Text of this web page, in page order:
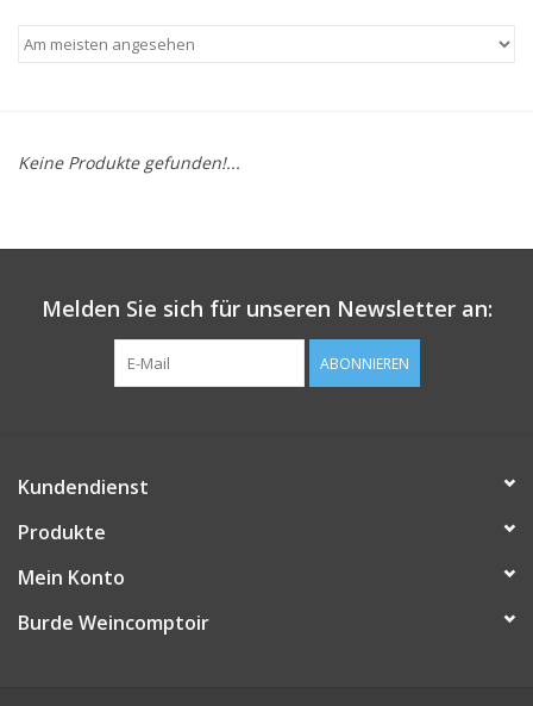
Keine Produkte gefunden!...
Melden Sie sich für unseren Newsletter an:
ABONNIEREN
Kundendienst
Produkte
Mein Konto
Burde Weincomptoir